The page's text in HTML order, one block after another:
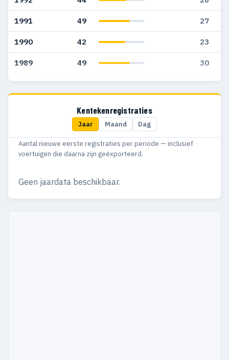
1991 49 27
1990 42 23
1989 49 30
1988 22 21
63
1985 72
1982 18 11
Kentekenregistraties
Jaar Maand Dag
Aantal nieuwe eerste registraties per periode — inclusief
voertuigen die daarna zijn geëxporteerd.
Geen jaardata beschikbaar.